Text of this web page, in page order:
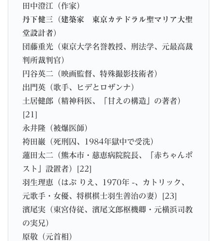
田中澄江（作家）
丹下健三（建築家 東京カテドラル聖マリア大聖
堂設計者）
団藤重光（東京大学名誉教授、刑法学、元最高裁
判所裁判官）
円谷英二（映画監督、特殊撮影技術者）
出門英（歌手、ヒデとロザンナ）
土居健郎（精神科医、「甘えの構造」の著者）
[21]
永井隆（被爆医師）
袴田巌（死刑囚、1984年獄中で受洗）
蓮田太二（熊本市・慈恵病院院長、「赤ちゃんポ
スト」設置者）[22]
羽生理恵（はぶ りえ、1970年 -、カトリック、
元歌手・女優、将棋棋士羽生善治の妻）[23]
濱尾実（東宮侍従、濱尾文郎枢機卿・元横浜司教
の実兄）
原敬（元首相）